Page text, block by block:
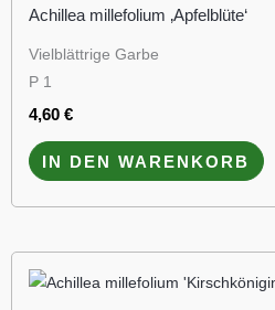
Achillea millefolium ‚Apfelblüte‘
Vielblättrige Garbe
P 1
4,60 €
IN DEN WARENKORB